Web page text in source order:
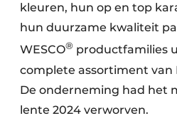
kleuren, hun op en top
hun duurzame kwaliteit
WESCO® productfamilies
complete assortiment van
De onderneming had het
lente 2024 verworven.